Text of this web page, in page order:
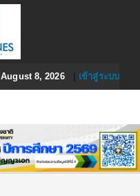
August 8, 2026| เข้าสู่ระบบ